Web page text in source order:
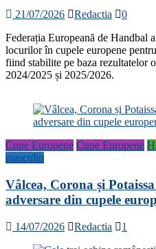
21/07/2026 Redactia
0
Federația Europeană de Handbal
locurilor în cupele europene
fiind stabilite pe baza rezultatelor
2024/2025 și 2025/2026.
Cupe Europene Cupe Europene
masculin
Vâlcea, Corona și
adversare din cupele
14/07/2026 Redactia 1